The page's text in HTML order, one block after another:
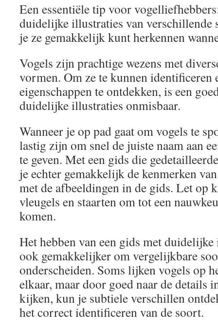
Een essentiële tip voor
duidelijke illustraties van verschillende
je ze gemakkelijk kunt herkennen
Vogels zijn prachtige wezens met
vormen. Om ze te kunnen identificeren
eigenschappen te ontdekken, is een
duidelijke illustraties onmisbaar.
Wanneer je op pad gaat om vogels te
lastig zijn om snel de juiste naam aan
te geven. Met een gids die
je echter gemakkelijk de kenmerken
met de afbeeldingen in de gids. Let op
vleugels en staarten om tot een
komen.
Het hebben van een gids met
ook gemakkelijker om vergelijkbare
onderscheiden. Soms lijken vogels op
elkaar, maar door goed naar de details
kijken, kun je subtiele verschillen
het correct identificeren van de soort.